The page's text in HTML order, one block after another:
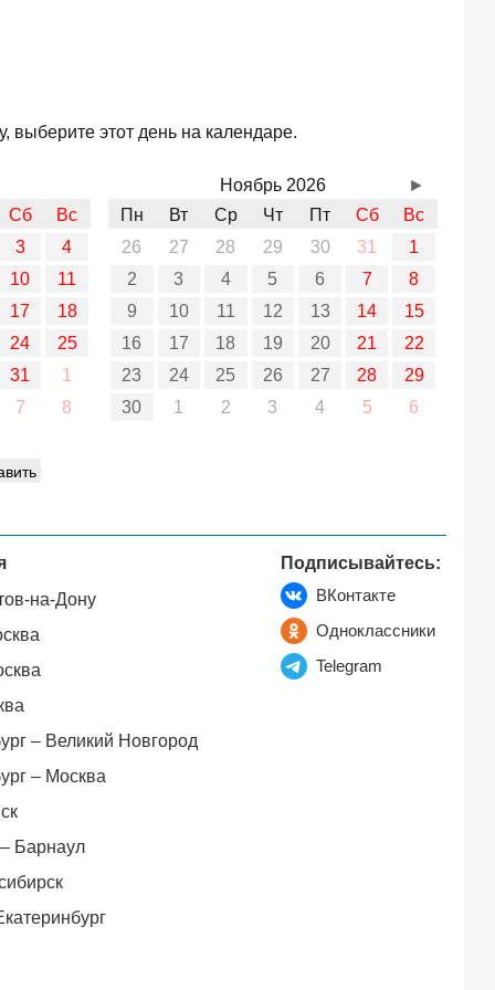
выберите этот день на календаре.
Сб
Вс
3
4
10
11
17
18
24
25
31
1
7
8
Ноябрь 2026
Пн
Вт Ср Чт Пт Сб
Вс
26
27 28 29 30 31
1
2
3 4 5 6 7
8
9
10 11 12 13 14
15
16
17 18 19 20 21
22
23
24 25 26 27 28
29
30
1 2 3 4 5 6
►
на-Дону
– Великий Новгород
– Москва
Барнаул
Подписывайтесь:
ВКонтакте
Одноклассники
Telegram